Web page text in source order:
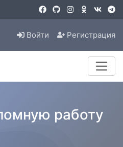
Войти Регистрация
работу